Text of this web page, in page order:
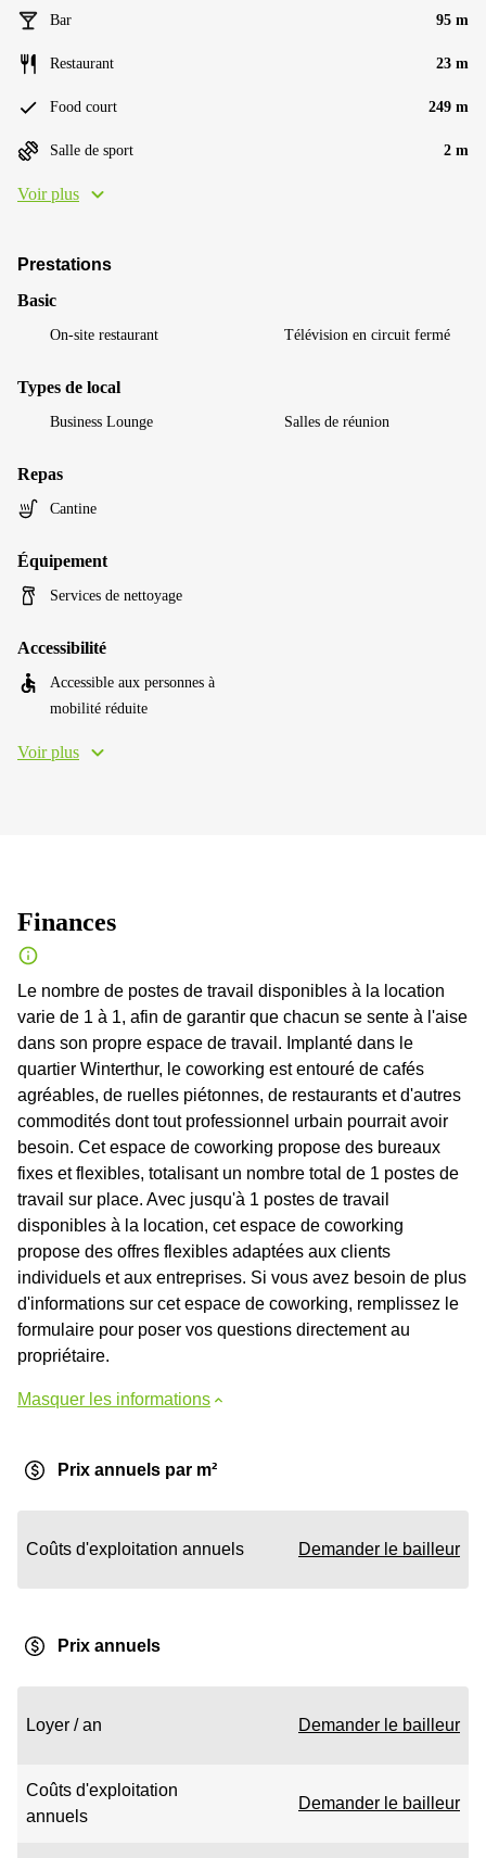
Bar 95 m
Restaurant 23 m
Food court 249 m
Salle de sport 2 m
Voir plus
Prestations
Basic
On-site restaurant Télévision en circuit fermé
Types de local
Business Lounge Salles de réunion
Repas
Cantine
Équipement
Services de nettoyage
Accessibilité
Accessible aux personnes à
mobilité réduite
Voir plus
Finances
Le nombre de postes de travail disponibles à la location
varie de 1 à 1, afin de garantir que chacun se sente à l'aise
dans son propre espace de travail. Implanté dans le
quartier Winterthur, le coworking est entouré de cafés
agréables, de ruelles piétonnes, de restaurants et d'autres
commodités dont tout professionnel urbain pourrait avoir
besoin. Cet espace de coworking propose des bureaux
fixes et flexibles, totalisant un nombre total de 1 postes de
travail sur place. Avec jusqu'à 1 postes de travail
disponibles à la location, cet espace de coworking
propose des offres flexibles adaptées aux clients
individuels et aux entreprises. Si vous avez besoin de plus
d'informations sur cet espace de coworking, remplissez le
formulaire pour poser vos questions directement au
propriétaire.
Masquer les informations
Prix annuels par m²
Coûts d'exploitation annuels Demander le bailleur
Prix annuels
Loyer / an Demander le bailleur
Coûts d'exploitation
annuels
Demander le bailleur